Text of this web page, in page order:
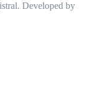
Developed by